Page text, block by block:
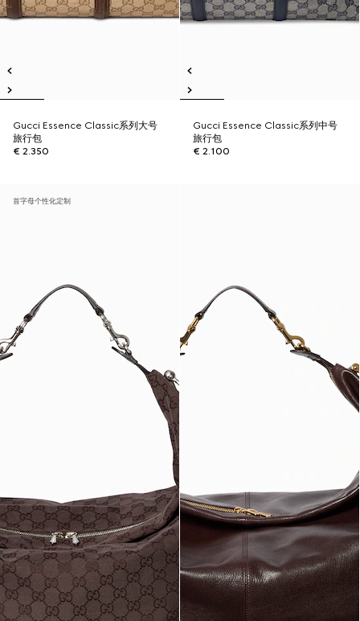
Gucci Essence Classic系列大号
旅行包
€ 2.350
Gucci Essence Classic系列中号
旅行包
€ 2.100
首字母个性化定制